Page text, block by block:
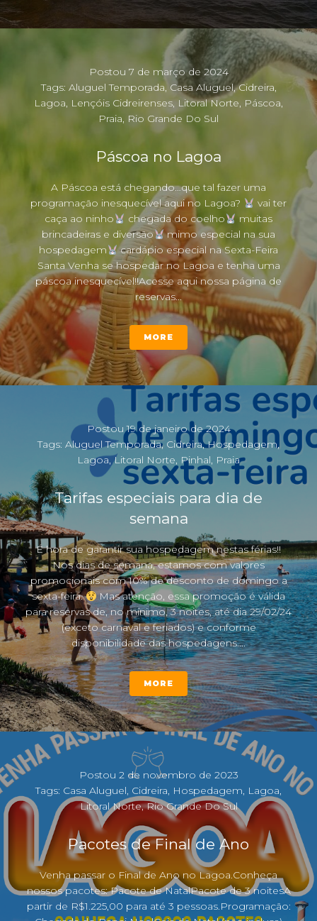
Postou 7 de março de 2024
Tags: Aluguel Temporada, Casa Aluguel,Cidreira,
Lagoa, Lençóis Cidreirenses, Litoral Norte, Páscoa,
Praia, Rio Grande Do Sul
Páscoa no Lagoa
A Páscoa está chegando…que tal fazer uma
programação inesquecível aqui no Lagoa?
vai ter
caça ao ninho
chegada do coelho
muitas
brincadeiras e diversão
mimo especial na sua
hospedagem
cardápio especial na Sexta-Feira
Santa Venha se hospedar no Lagoa e tenha uma
páscoa inesquecível!!Acesse aqui nossa página de
reservas...
MORE
Postou19 de janeiro de 2024
Tags: Aluguel Temporada, Cidreira,Hospedagem,
Lagoa,Litoral Norte, Pinhal, Praia
Tarifas especiais para dia de
semana
É hora de garantir sua hospedagem nestas férias!!
Nos dias de semana, estamos com valores
promocionais com 10% de desconto de domingo a
sexta-feira.
Mas atenção, essa promoção é válida
para reservas de, no mínimo, 3 noites, até dia 29/02/24
(exceto carnaval e feriados) e conforme
disponibilidade das hospedagens....
MORE
Postou 2 de novembro de 2023
Tags: Casa Aluguel, Cidreira, Hospedagem, Lagoa,
Litoral Norte,Rio Grande Do Sul
Pacotes de Final de Ano
Venha passar o Final de Ano no Lagoa.Conheça
nossos pacotes: Pacote de NatalPacote de 3 noitesA
partir de R$1.225,00 para até 3 pessoas.Programação: